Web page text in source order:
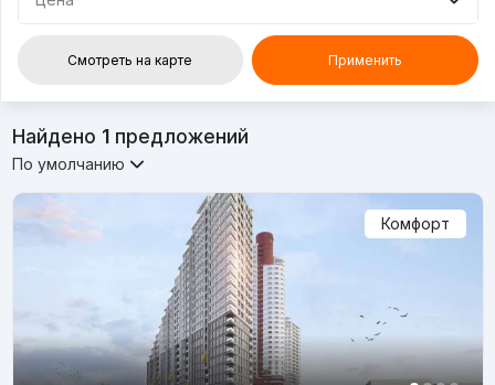
Смотреть на карте Применить
Найдено 1предложений
По умолчанию
Комфорт